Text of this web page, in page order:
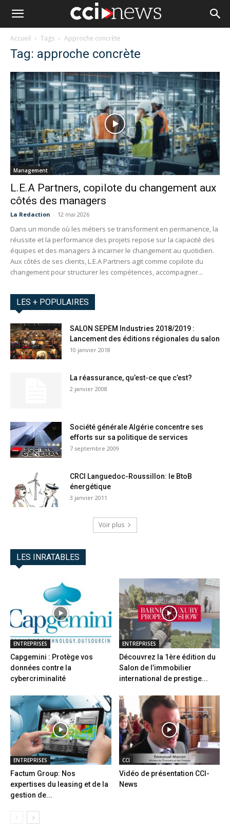
Accueil Tags Approche concrète
Tag: approche concrète
Management
L.E.A Partners, copilote du changement aux
côtés des managers
La Redaction - 12 mai 2026
Dans un monde où les métiers se transforment en permanence, la
réussite et la performance des projets repose sur la capacité des
équipes et des managers à incarner le changement au quotidien.
Aux côtés de ses clients, L.E.A Partners agit comme copilote du
changement pour structurer les compétences, accompagner...
LES + POPULAIRES
SALON SEPEM Industries 2018/2019 :
Lancement des éditions régionales du salon
10 janvier 2018
La réassurance, qu’est-ce que c’est?
2 janvier 2008
Société générale Algérie concentre ses
efforts sur sa politique de services
7 septembre 2009
CRCI Languedoc-Roussillon: le BtoB
énergétique
3 janvier 2011
Voir plus
LES INRATABLES
ENTREPRISES
Capgemini : Protège vos
données contre la
cybercriminalité
ENTREPRISES
Découvrez la 1ère édition du
Salon de l’immobilier
international de prestige...
ENTREPRISES
Factum Group: Nos
expertises du leasing et de la
gestion de...
CCI
Vidéo de présentation CCI-
News